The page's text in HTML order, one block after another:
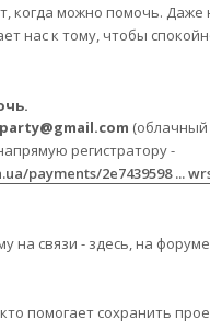
когда можно помочь.
нас к тому, чтобы
(облачный
регистратору -
payments/2e7439598 ...
на связи - здесь, на
помогает сохранить